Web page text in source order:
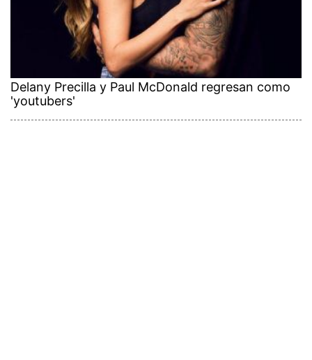
Delany Precilla y Paul McDonald regresan como
'youtubers'